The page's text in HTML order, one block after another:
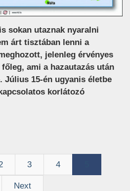
sokan utaznak nyaralni
árt tisztában lenni a
jelenleg érvényes
ami a hazautazás után
Július 15-én ugyanis életbe
korlátozó
3 4
Next